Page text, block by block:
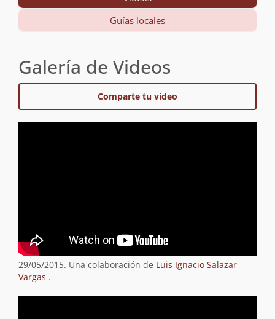
Guías locales
Galería de Videos
Comparte tu video
29/05/2015. Una colaboración de Luis Ignacio Salazar
Vargas .